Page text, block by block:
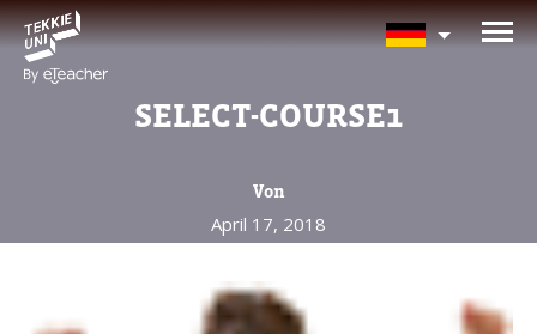
SELECT-COURSE1
Von
April 17, 2018
BRAUCHEN SIE HILFE BEI
DER KURSAUSWAHL?
Eltern vollständiger Name